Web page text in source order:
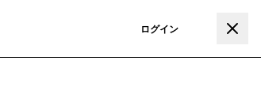
ログイン